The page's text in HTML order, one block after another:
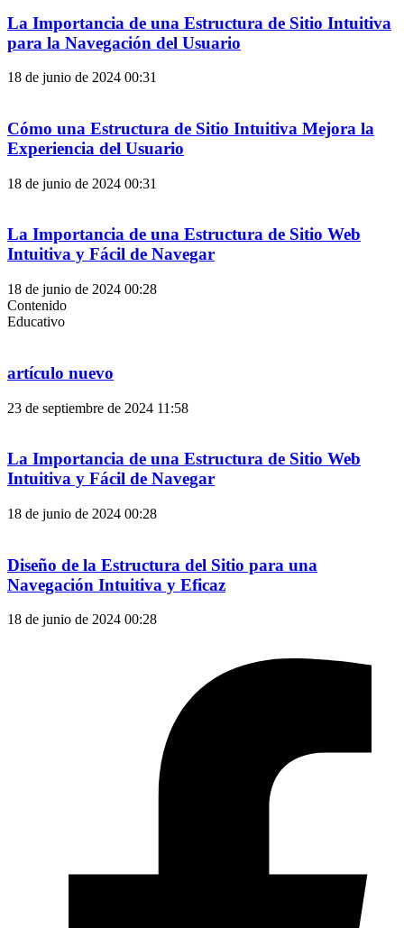
La Importancia de una Estructura de Sitio Intuitiva
para la Navegación del Usuario
18 de junio de 2024 00:31
Cómo una Estructura de Sitio Intuitiva Mejora la
Experiencia del Usuario
18 de junio de 2024 00:31
La Importancia de una Estructura de Sitio Web
Intuitiva y Fácil de Navegar
18 de junio de 2024 00:28
Contenido
Educativo
artículo nuevo
23 de septiembre de 2024 11:58
La Importancia de una Estructura de Sitio Web
Intuitiva y Fácil de Navegar
18 de junio de 2024 00:28
Diseño de la Estructura del Sitio para una
Navegación Intuitiva y Eficaz
18 de junio de 2024 00:28